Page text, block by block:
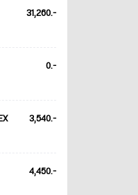
31,260.-
0.-
3,540.-
4,450.-